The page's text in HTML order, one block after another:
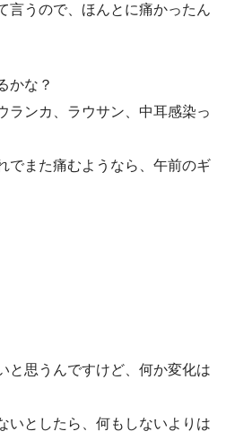
言うので、ほんとに痛かったん
かな？
ランカ、ラウサン、中耳感染っ
でまた痛むようなら、午前のギ
と思うんですけど、何か変化は
いとしたら、何もしないよりは